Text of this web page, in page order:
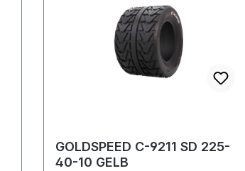
GOLDSPEED C-9211 SD 225-
40-10 GELB